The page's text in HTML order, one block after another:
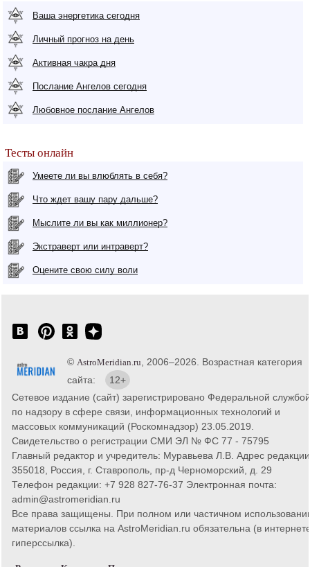
Ваша энергетика сегодня
Личный прогноз на день
Активная чакра дня
Послание Ангелов сегодня
Любовное послание Ангелов
Тесты онлайн
Умеете ли вы влюблять в себя?
Что ждет вашу пару дальше?
Мыслите ли вы как миллионер?
Экстраверт или интраверт?
Оцените свою силу воли
© AstroMeridian.ru , 2006–2026. Возрастная категория
сайта:
12+
Сетевое издание (сайт) зарегистрировано Федеральной службой
по надзору в сфере связи, информационных технологий и
массовых коммуникаций (Роскомнадзор) 23.05.2019.
Свидетельство о регистрации СМИ ЭЛ № ФС 77 - 75795
Главный редактор и учредитель: Муравьева Л.В. Адрес
355018, Россия, г. Ставрополь, пр-д Черноморский, д. 29
Телефон редакции: +7 928 827-76-37 Электронная почта:
admin@astromeridian.ru
Все права защищены. При полном или частичном
материалов ссылка на AstroMeridian.ru обязательна (в
гиперссылка).